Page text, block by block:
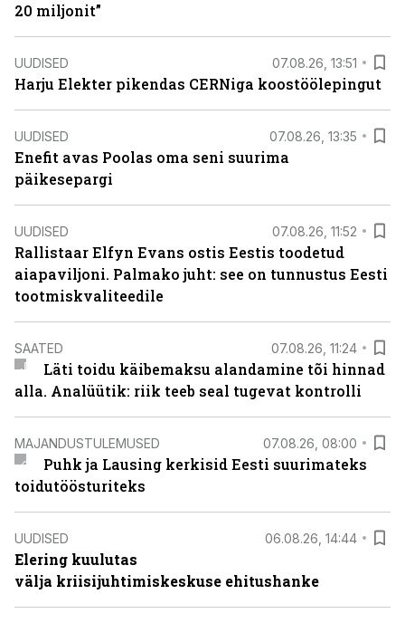
20 miljonit”
UUDISED 07.08.26, 13:51
Harju Elekter pikendas CERNiga koostöölepingut
UUDISED 07.08.26, 13:35
Enefit avas Poolas oma seni suurima
päikesepargi
UUDISED 07.08.26, 11:52
Rallistaar Elfyn Evans ostis Eestis toodetud
aiapaviljoni. Palmako juht: see on tunnustus Eesti
tootmiskvaliteedile
SAATED 07.08.26, 11:24
Läti toidu käibemaksu alandamine tõi hinnad
alla. Analüütik: riik teeb seal tugevat kontrolli
MAJANDUSTULEMUSED 07.08.26, 08:00
Puhk ja Lausing kerkisid Eesti suurimateks
toidutöösturiteks
UUDISED 06.08.26, 14:44
Elering kuulutas
välja kriisijuhtimiskeskuse ehitushanke